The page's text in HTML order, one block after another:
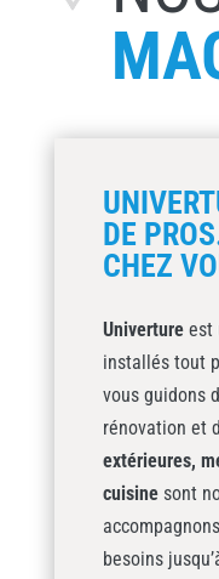
DE
CHEZ
Univertureest
installés tout
vous guidons
rénovation et
extérieures,
cuisinesont
besoins